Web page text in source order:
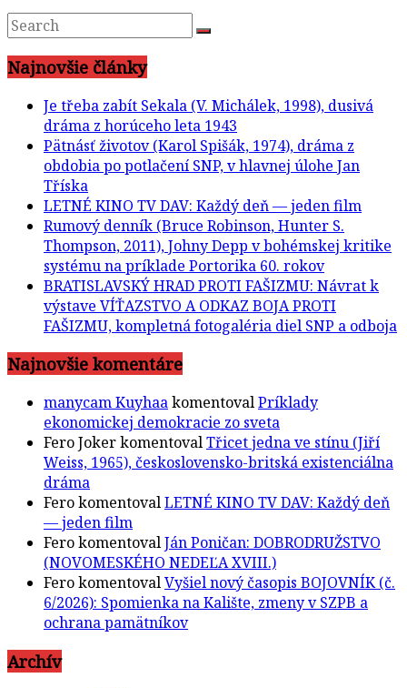
Najnovšie články
Je třeba zabít Sekala (V. Michálek, 1998), dusivá
dráma z horúceho leta 1943
Pätnásť životov (Karol Spišák, 1974), dráma z
obdobia po potlačení SNP, v hlavnej úlohe Jan
Tříska
LETNÉ KINO TV DAV: Každý deň — jeden film
Rumový denník (Bruce Robinson, Hunter S.
Thompson, 2011), Johny Depp v bohémskej kritike
systému na príklade Portorika 60. rokov
BRATISLAVSKÝ HRAD PROTI FAŠIZMU: Návrat k
výstave VÍŤAZSTVO A ODKAZ BOJA PROTI
FAŠIZMU, kompletná fotogaléria diel SNP a odboja
Najnovšie komentáre
manycam KuyhaakomentovalPríklady
ekonomickej demokracie zo sveta
Fero JokerkomentovalTřicet jedna ve stínu (Jiří
Weiss, 1965), československo-britská existenciálna
dráma
FerokomentovalLETNÉ KINO TV DAV: Každý deň
— jeden film
FerokomentovalJán Poničan: DOBRODRUŽSTVO
(NOVOMESKÉHO NEDEĽA XVIII.)
FerokomentovalVyšiel nový časopis BOJOVNÍK (č.
6/2026): Spomienka na Kalište, zmeny v SZPB a
ochrana pamätníkov
Archív